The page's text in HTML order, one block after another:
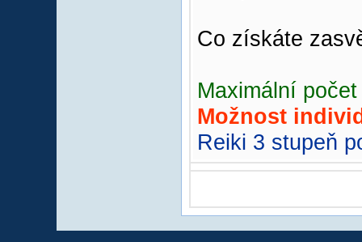
Co získáte
Maximální
Možnost
Reiki 3 stupeň